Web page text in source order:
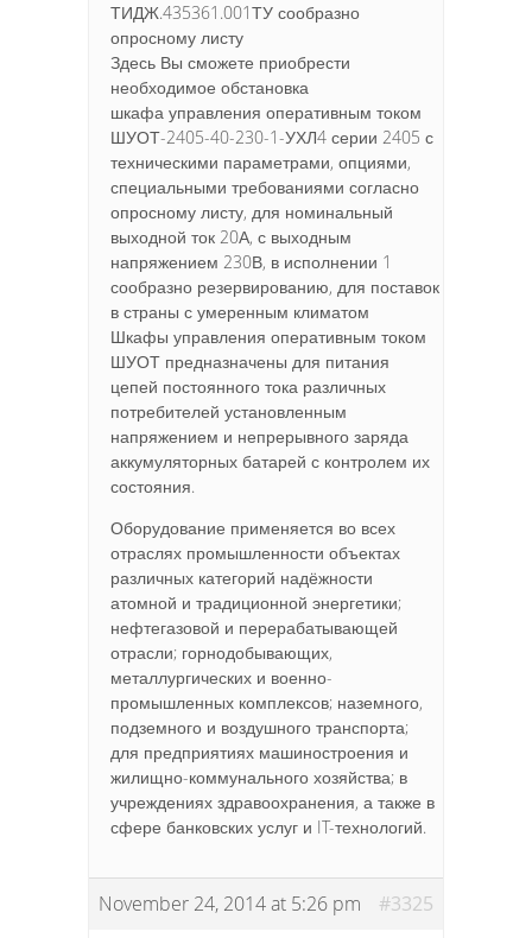
ТИДЖ.435361.001ТУ сообразно
опросному листу
Здесь Вы сможете приобрести
необходимое обстановка
шкафа управления оперативным током
ШУОТ-2405-40-230-1-УХЛ4 серии 2405 с
техническими параметрами, опциями,
специальными требованиями согласно
опросному листу, для номинальный
выходной ток 20А, с выходным
напряжением 230В, в исполнении 1
сообразно резервированию, для поставок
в страны с умеренным климатом
Шкафы управления оперативным током
ШУОТ предназначены для питания
цепей постоянного тока различных
потребителей установленным
напряжением и непрерывного заряда
аккумуляторных батарей с контролем их
состояния.
Оборудование применяется во всех
отраслях промышленности объектах
различных категорий надёжности
атомной и традиционной энергетики;
нефтегазовой и перерабатывающей
отрасли; горнодобывающих,
металлургических и военно-
промышленных комплексов; наземного,
подземного и воздушного транспорта;
для предприятиях машиностроения и
жилищно-коммунального хозяйства; в
учреждениях здравоохранения, а также в
сфере банковских услуг и IT-технологий.
November 24, 2014 at 5:26 pm #3325